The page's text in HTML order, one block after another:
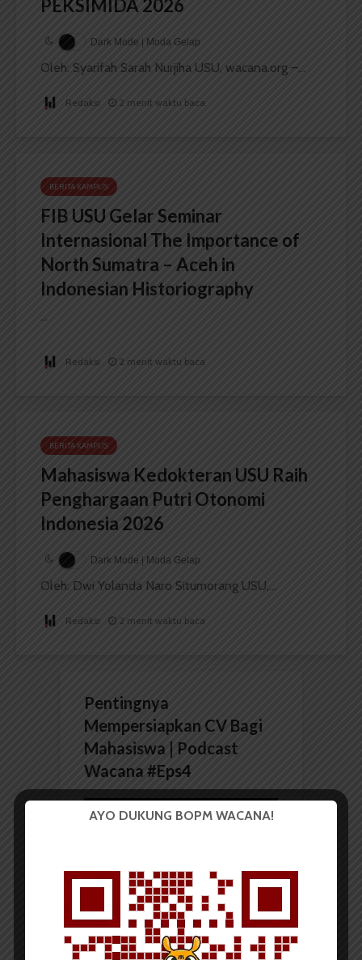
PEKSIMIDA 2026
Dark Mode | Moda Gelap
Oleh: Syarifah Sarah Nurjiha USU, wacana.org –...
Redaksi 2 menit waktu baca
BERITA KAMPUS
FIB USU Gelar Seminar
Internasional The Importance of
North Sumatra – Aceh in
Indonesian Historiography
...
Redaksi 2 menit waktu baca
BERITA KAMPUS
Mahasiswa Kedokteran USU Raih
Penghargaan Putri Otonomi
Indonesia 2026
Dark Mode | Moda Gelap
Oleh: Dwi Yolanda Naro Situmorang USU,...
Redaksi 2 menit waktu baca
Pentingnya
Mempersiapkan CV Bagi
Mahasiswa | Podcast
Wacana #Eps4
Pemutar
Video
00:00 32:39
AYO DUKUNG BOPM WACANA!